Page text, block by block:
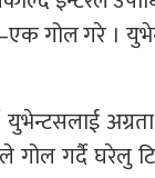
गोल गरे ।
गोल गर्दै घरेलु